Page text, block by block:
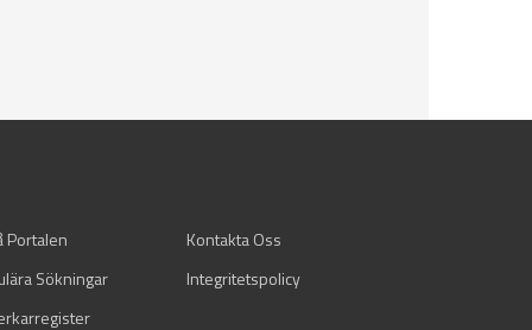
Portalen
Kontakta Oss
Sökningar
Integritetspolicy